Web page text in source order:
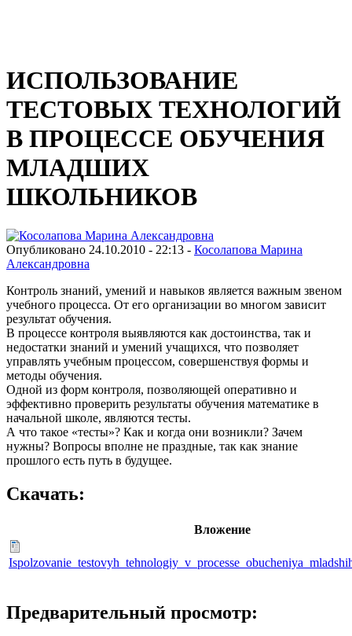
ИСПОЛЬЗОВАНИЕ
ТЕСТОВЫХ ТЕХНОЛОГИЙ
В ПРОЦЕССЕ ОБУЧЕНИЯ
МЛАДШИХ
ШКОЛЬНИКОВ
Опубликовано 24.10.2010 - 22:13 - Косолапова Марина
Александровна
Контроль знаний, умений и навыков является важным звеном
учебного процесса. От его организации во многом зависит
результат обучения.
В процессе контроля выявляются как достоинства, так и
недостатки знаний и умений учащихся, что позволяет
управлять учебным процессом, совершенствуя формы и
методы обучения.
Одной из форм контроля, позволяющей оперативно и
эффективно проверить результаты обучения математике в
начальной школе, являются тесты.
А что такое «тесты»? Как и когда они возникли? Зачем
нужны? Вопросы вполне не праздные, так как знание
прошлого есть путь в будущее.
Скачать:
Вложение
Предварительный просмотр: